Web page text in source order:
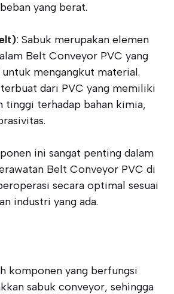
yang berat.
: Sabuk merupakan elemen
Belt Conveyor PVC yang
mengangkut material.
dari PVC yang memiliki
tinggi terhadap bahan kimia,
ini sangat penting dalam
Belt Conveyor PVC di
secara optimal sesuai
industri yang ada.
komponen yang berfungsi
sabuk conveyor, sehingga